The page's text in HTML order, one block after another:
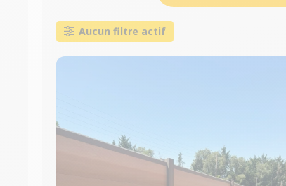
Aucun filtre actif